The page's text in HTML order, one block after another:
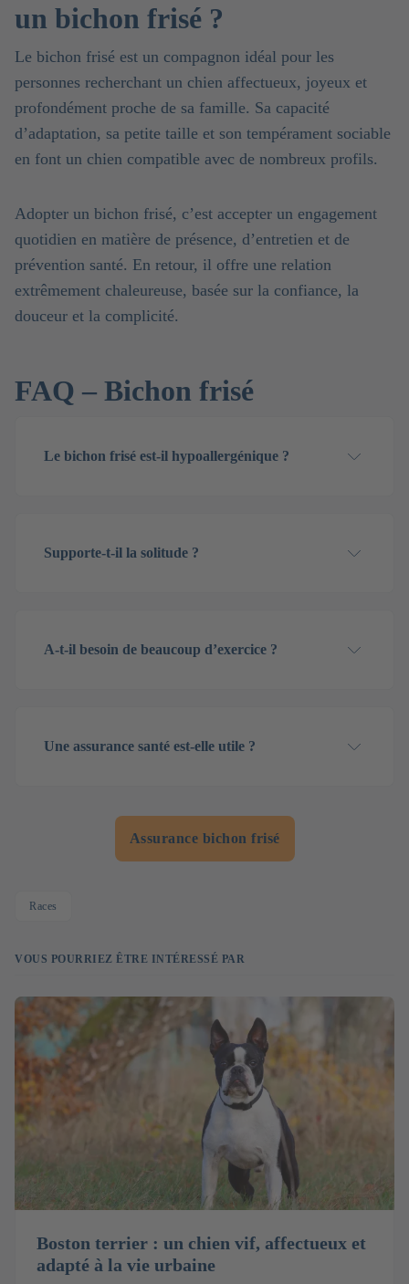
un bichon frisé ?
Le bichon frisé est un compagnon idéal pour les
personnes recherchant un chien affectueux, joyeux et
profondément proche de sa famille. Sa capacité
d’adaptation, sa petite taille et son tempérament sociable
en font un chien compatible avec de nombreux profils.
Adopter un bichon frisé, c’est accepter un engagement
quotidien en matière de présence, d’entretien et de
prévention santé. En retour, il offre une relation
extrêmement chaleureuse, basée sur la confiance, la
douceur et la complicité.
FAQ – Bichon frisé
Le bichon frisé est-il hypoallergénique ?
Supporte-t-il la solitude ?
A-t-il besoin de beaucoup d’exercice ?
Une assurance santé est-elle utile ?
Assurance bichon frisé
Races
VOUS POURRIEZ ÊTRE INTÉRESSÉ PAR
Boston terrier : un chien vif, affectueux et
adapté à la vie urbaine